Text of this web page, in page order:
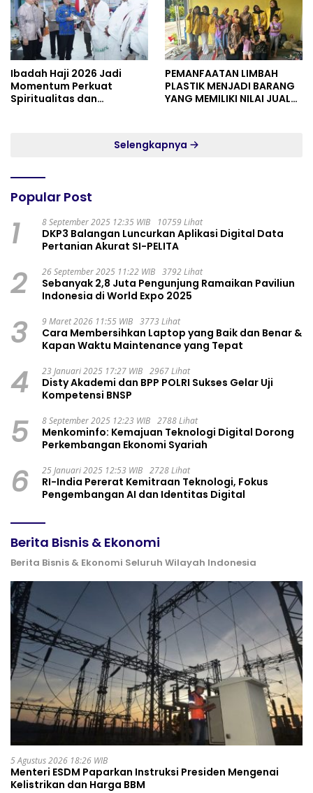
Ibadah Haji 2026 Jadi
Momentum Perkuat
Spiritualitas dan
PEMANFAATAN LIMBAH
PLASTIK MENJADI BARANG
YANG MEMILIKI NILAI JUAL
Selengkapnya
Popular Post
1 8 September 2025 12:35 WIB 10759 Lihat
DKP3 Balangan Luncurkan Aplikasi Digital Data
Pertanian Akurat SI-PELITA
2 26 September 2025 11:22 WIB 3792 Lihat
Sebanyak 2,8 Juta Pengunjung Ramaikan Paviliun
Indonesia di World Expo 2025
3 9 Maret 2026 11:55 WIB 3773 Lihat
Cara Membersihkan Laptop yang Baik dan Benar &
Kapan Waktu Maintenance yang Tepat
4 23 Januari 2025 17:27 WIB 2967 Lihat
Disty Akademi dan BPP POLRI Sukses Gelar Uji
Kompetensi BNSP
5 8 September 2025 12:23 WIB 2788 Lihat
Menkominfo: Kemajuan Teknologi Digital Dorong
Perkembangan Ekonomi Syariah
6 25 Januari 2025 12:53 WIB 2728 Lihat
RI-India Pererat Kemitraan Teknologi, Fokus
Pengembangan AI dan Identitas Digital
Berita Bisnis & Ekonomi
Berita Bisnis & Ekonomi Seluruh Wilayah Indonesia
5 Agustus 2026 18:26 WIB
Menteri ESDM Paparkan Instruksi Presiden Mengenai
Kelistrikan dan Harga BBM